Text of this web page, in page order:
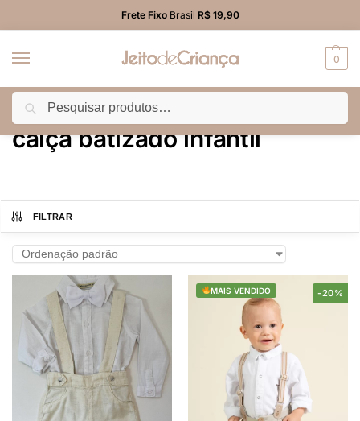
Frete FixoBrasil R$ 19,90
0
Início Produtos marcados com a tag “calça batizado infantil”
calça batizado infantil
FILTRAR
-20%
MAIS VENDIDO